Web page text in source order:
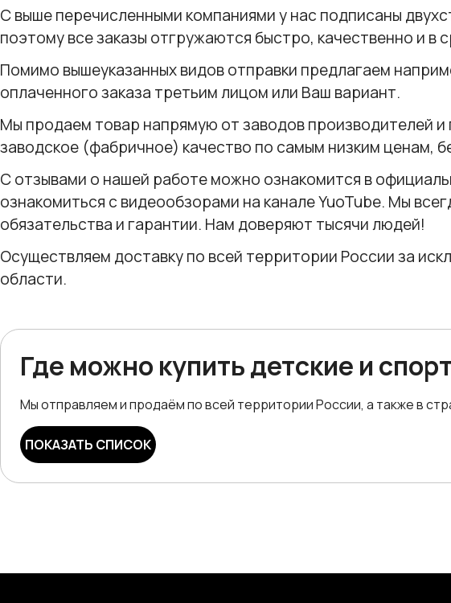
С выше перечисленными компаниями у нас подписаны
поэтому все заказы отгружаются быстро, качественно и в
Помимо вышеуказанных видов отправки предлагаем
оплаченного заказа третьим лицом или Ваш вариант.
Мы продаем товар напрямую от заводов производителей
заводское (фабричное) качество по самым низким ценам,
С отзывами о нашей работе можно ознакомится в
ознакомиться с видеообзорами на канале YuoTube. Мы
обязательства и гарантии. Нам доверяют тысячи людей!
Осуществляем доставку по всей территории России за
области.
Где можно купить детские и
Мы отправляем и продаём по всей территории России, а также в
ПОКАЗАТЬ СПИСОК